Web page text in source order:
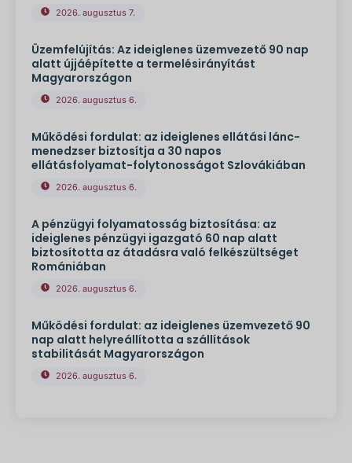
2026. augusztus 7.
Üzemfelújítás: Az ideiglenes üzemvezető 90 nap
alatt újjáépítette a termelésirányítást
Magyarországon
2026. augusztus 6.
Működési fordulat: az ideiglenes ellátási lánc-
menedzser biztosítja a 30 napos
ellátásfolyamat-folytonosságot Szlovákiában
2026. augusztus 6.
A pénzügyi folyamatosság biztosítása: az
ideiglenes pénzügyi igazgató 60 nap alatt
biztosította az átadásra való felkészültséget
Romániában
2026. augusztus 6.
Működési fordulat: az ideiglenes üzemvezető 90
nap alatt helyreállította a szállítások
stabilitását Magyarországon
2026. augusztus 6.